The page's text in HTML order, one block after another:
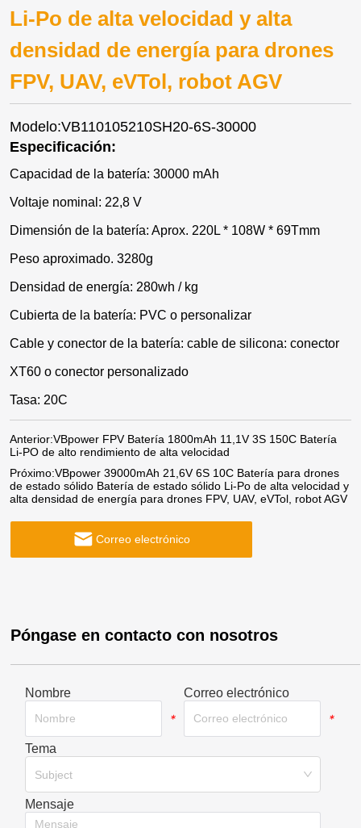
Li-Po de alta velocidad y alta
densidad de energía para drones
FPV, UAV, eVTol, robot AGV
Modelo:VB110105210SH20-6S-30000
Especificación:
Capacidad de la batería: 30000 mAh
Voltaje nominal: 22,8 V
Dimensión de la batería: Aprox. 220L * 108W * 69Tmm
Peso aproximado. 3280g
Densidad de energía: 280wh / kg
Cubierta de la batería: PVC o personalizar
Cable y conector de la batería: cable de silicona: conector
XT60 o conector personalizado
Tasa: 20C
Anterior:VBpower FPV Batería 1800mAh 11,1V 3S 150C Batería
Li-PO de alto rendimiento de alta velocidad
Próximo:VBpower 39000mAh 21,6V 6S 10C Batería para drones
de estado sólido Batería de estado sólido Li-Po de alta velocidad y
alta densidad de energía para drones FPV, UAV, eVTol, robot AGV
Correo electrónico
Póngase en contacto con nosotros
Nombre
*
Correo electrónico
*
Tema
Subject
Mensaje